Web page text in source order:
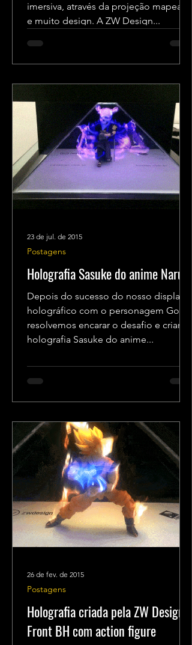
imersiva, através da projeção mapeada
e muito design. A ZW Design...
Holografia Sasuke do anime Naruto
Depois do sucesso do nosso display
holográfico com o personagem Goku,
resolvemos encarar o desafio e criar a
holografia Sasuke do anime...
Postagens
23 de jul. de 2015
Holografia criada pela ZW Design e
Front BH com action figure
Postagens
26 de fev. de 2015